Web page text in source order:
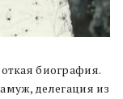
биография.
делегация из